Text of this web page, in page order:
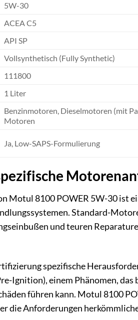
5W-30
ACEA C5
API SP
Vollsynthetisch (Fully Synthetic)
111800
1 Liter
Benzinmotoren, Dieselmotoren (mit
Motoren
Ja, Low-SAPS-Formulierung
Motul 8100 POWER 5W-30 ist
Standard-
und teuren
spezifische
Ignition), einem Phänomen,
führen kann. Motul 8100
die Anforderungen